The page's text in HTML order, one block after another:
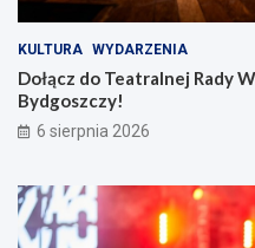
KULTURA WYDARZENIA
Dołącz do Teatralnej Rady
Bydgoszczy!
6 sierpnia 2026